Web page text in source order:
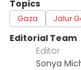
Topics
Gaza Jalur
Editorial Team
Editor
Sonya